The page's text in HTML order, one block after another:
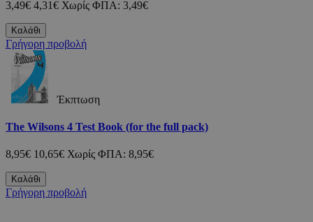
3,49€ 4,31€ Χωρίς ΦΠΑ: 3,49€
Καλάθι
Γρήγορη προβολή
Έκπτωση
The Wilsons 4 Test Book (for the full pack)
8,95€ 10,65€ Χωρίς ΦΠΑ: 8,95€
Καλάθι
Γρήγορη προβολή